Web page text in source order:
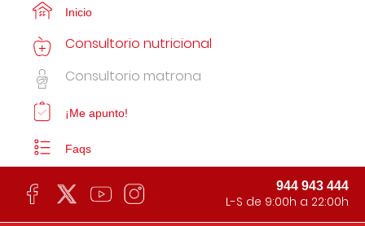
Inicio
Consultorio nutricional
Consultorio matrona
¡Me apunto!
Faqs
944 943 444
L-S de 9:00h a 22:00h